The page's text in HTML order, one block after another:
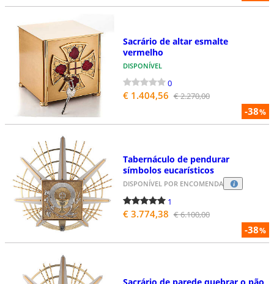
-38%
Sacrário de altar esmalte
vermelho
DISPONÍVEL
0
€ 1.404,56 € 2.270,00
-38%
Tabernáculo de pendurar
símbolos eucarísticos
DISPONÍVEL POR ENCOMENDA
1
€ 3.774,38 € 6.100,00